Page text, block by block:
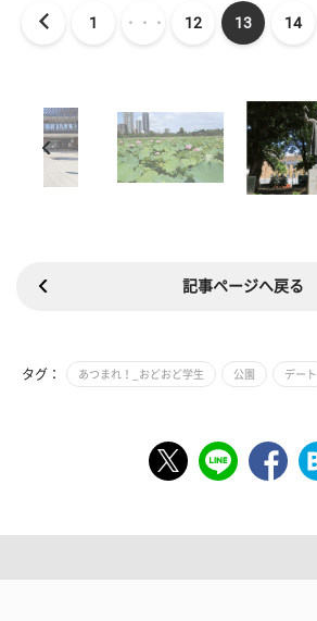
1 ・・・ 12 13 14
記事ページへ戻る
タグ： あつまれ！_おどおど学生 公園 デート